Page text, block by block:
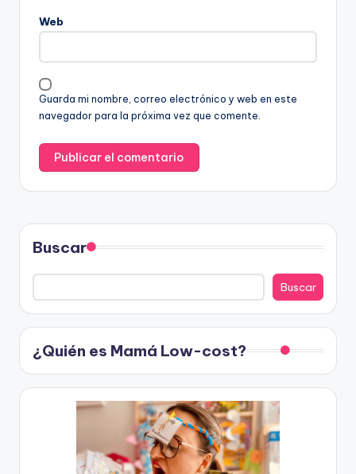
Web
Guarda mi nombre, correo electrónico y web en este
navegador para la próxima vez que comente.
Buscar
Buscar
¿Quién es Mamá Low-cost?